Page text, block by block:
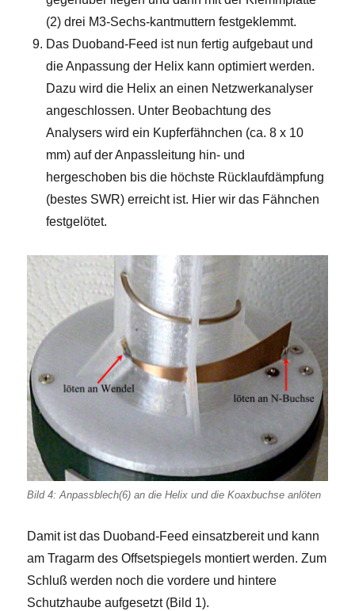
(2) drei M3-Sechs-kantmuttern festgeklemmt.
Das Duoband-Feed ist nun fertig aufgebaut und
die Anpassung der Helix kann optimiert werden.
Dazu wird die Helix an einen Netzwerkanalyser
angeschlossen. Unter Beobachtung des
Analysers wird ein Kupferfähnchen (ca. 8 x 10
mm) auf der Anpassleitung hin- und
hergeschoben bis die höchste Rücklaufdämpfung
(bestes SWR) erreicht ist. Hier wir das Fähnchen
festgelötet.
Bild 4: Anpassblech(6) an die Helix und die Koaxbuchse anlöten
Damit ist das Duoband-Feed einsatzbereit und kann
am Tragarm des Offsetspiegels montiert werden. Zum
Schluß werden noch die vordere und hintere
Schutzhaube aufgesetzt (Bild 1).